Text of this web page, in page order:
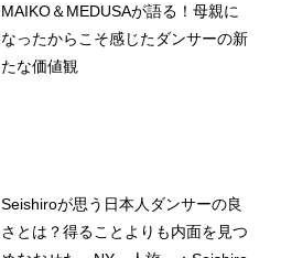
MAIKO＆MEDUSAが語る！母親に
なったからこそ感じたダンサーの新
たな価値観
Seishiroが思う日本人ダンサーの良
さとは？得ることよりも内面を見つ